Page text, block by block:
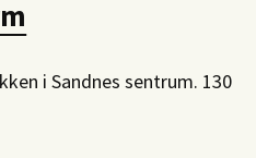
i Sandnes sentrum. 130